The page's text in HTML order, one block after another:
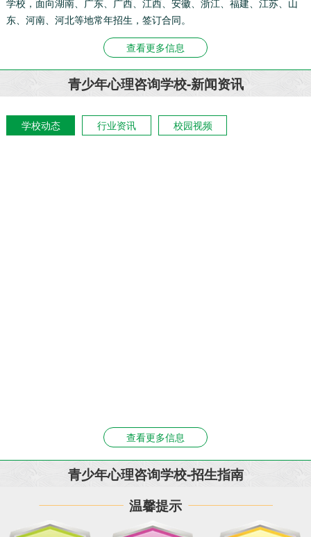
东、河南、河北等地常年招生，签订合同。
查看更多信息
青少年心理咨询学校-新闻资讯
学校动态 行业资讯 校园视频
查看更多信息
青少年心理咨询学校-招生指南
温馨提示